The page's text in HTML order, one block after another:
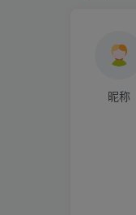
昵称